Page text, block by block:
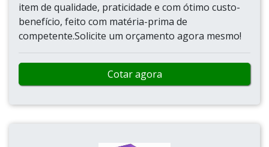
item de qualidade, praticidade e com ótimo custo-
benefício, feito com matéria-prima de
competente.Solicite um orçamento agora mesmo!
Cotar agora